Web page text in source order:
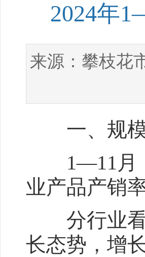
2024年
来源： 攀枝花
一、规模
1—11月，
业产品产销
分行业看
长态势，增